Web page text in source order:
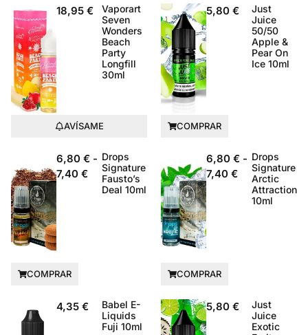
18,95 €
Vaporart
Seven
Wonders
Beach
Party
Longfill
30ml
AVÍSAME
5,80 €
Just
Juice
50/50
Apple &
Pear On
Ice 10ml
COMPRAR
6,80 € -
7,40 €
Drops
Signature
Fausto’s
Deal 10ml
COMPRAR
6,80 € -
7,40 €
Drops
Signature
Arctic
Attraction
10ml
COMPRAR
4,35 €
Babel E-
Liquids
Fuji 10ml
5,80 €
Just
Juice
Exotic